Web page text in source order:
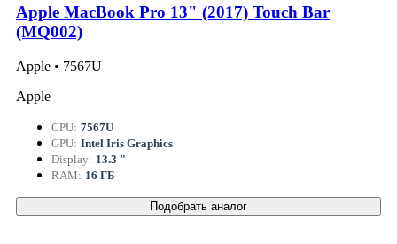
Apple MacBook Pro 13" (2017) Touch Bar
(MQ002)
Apple • 7567U
Apple
CPU: 7567U
GPU: Intel Iris Graphics
Display: 13.3 "
RAM: 16 ГБ
Подобрать аналог